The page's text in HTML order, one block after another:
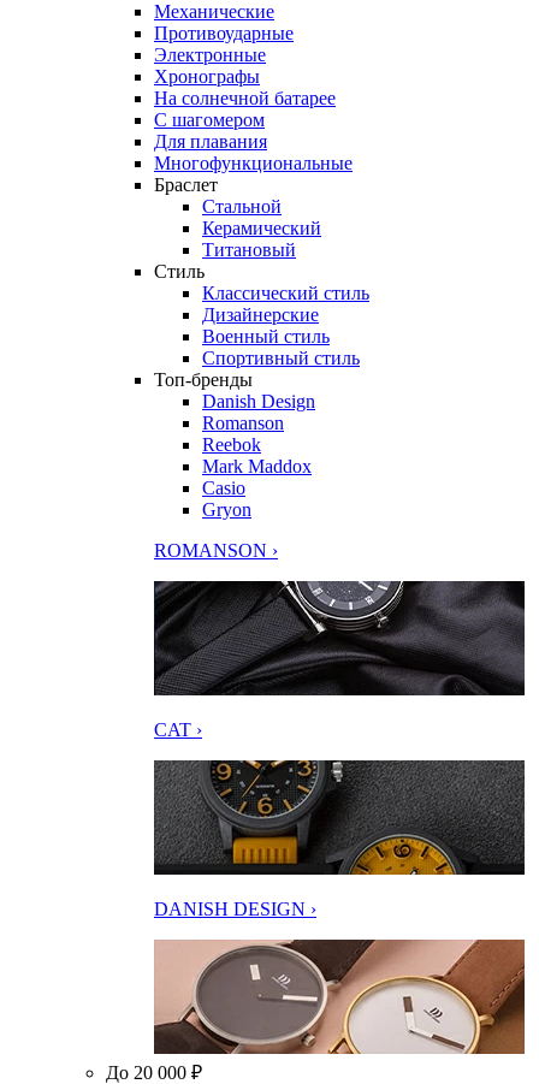
Механические
Противоударные
Электронные
Хронографы
На солнечной батарее
С шагомером
Для плавания
Многофункциональные
Браслет
Стальной
Керамический
Титановый
Стиль
Классический стиль
Дизайнерские
Военный стиль
Спортивный стиль
Топ-бренды
Danish Design
Romanson
Reebok
Mark Maddox
Casio
Gryon
ROMANSON ›
CAT ›
DANISH DESIGN ›
До 20 000 ₽